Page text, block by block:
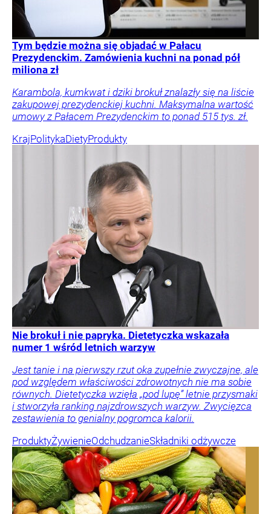
Tym będzie można się objadać w Pałacu
Prezydenckim. Zamówienia kuchni na ponad pół
miliona zł
Karambola, kumkwat i dziki brokuł znalazły się na liście
zakupowej prezydenckiej kuchni. Maksymalna wartość
umowy z Pałacem Prezydenckim to ponad 515 tys. zł.
KrajPolitykaDietyProdukty
Nie brokuł i nie papryka. Dietetyczka wskazała
numer 1 wśród letnich warzyw
Jest tanie i na pierwszy rzut oka zupełnie zwyczajne, ale
pod względem właściwości zdrowotnych nie ma sobie
równych. Dietetyczka wzięła „pod lupę” letnie przysmaki
i stworzyła ranking najzdrowszych warzyw. Zwycięzca
zestawienia to genialny pogromca kalorii.
ProduktyŻywienieOdchudzanieSkładniki odżywcze